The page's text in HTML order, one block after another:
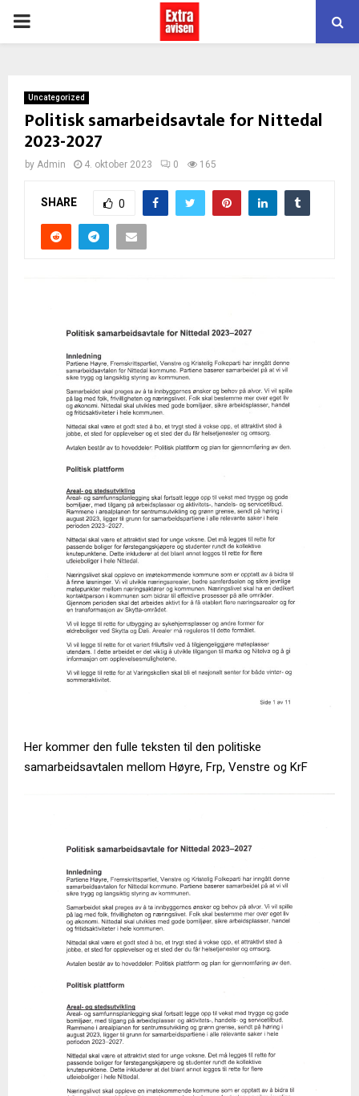
PRIMARY
Uncategorized
Politisk samarbeidsavtale for Nittedal
2023-2027
by Admin 4. oktober 2023 0 165
SHARE 0
Her kommer den fulle teksten til den politiske
samarbeidsavtalen mellom Høyre, Frp, Venstre og KrF